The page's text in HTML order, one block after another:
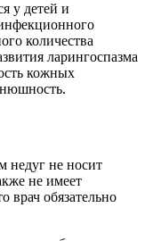
у детей и
количества
ларингоспазма
кожных
недуг не носит
не имеет
врач обязательно